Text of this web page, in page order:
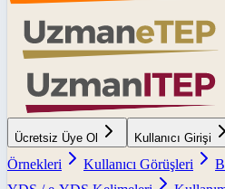
Ücretsiz Üye Ol Kullanıcı Girişi
Örnekleri
Kullanıcı Görüşleri